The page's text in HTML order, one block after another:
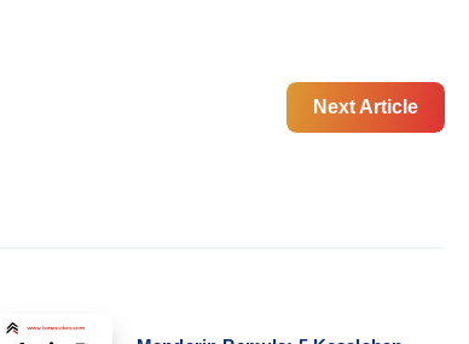
Next Article
Mandarin